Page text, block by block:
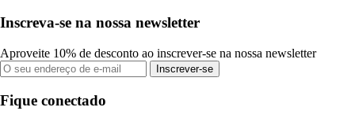
Inscreva-se na nossa newsletter
Aproveite 10% de desconto ao inscrever-se na nossa newsletter
Inscrever-se
Fique conectado